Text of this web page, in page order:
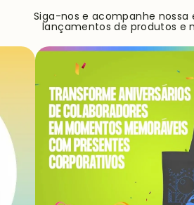
Siga-nos e acompanhe nossa
lançamentos de produtos e